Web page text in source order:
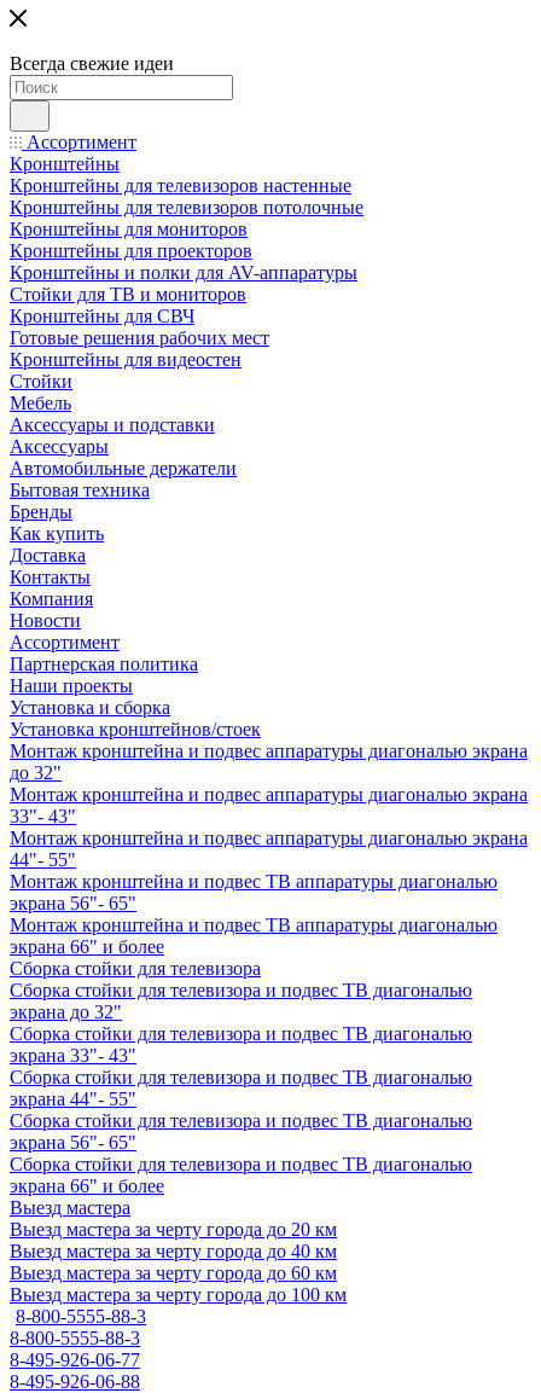
Всегда свежие идеи
Ассортимент
Кронштейны
Кронштейны для телевизоров настенные
Кронштейны для телевизоров потолочные
Кронштейны для мониторов
Кронштейны для проекторов
Кронштейны и полки для AV-аппаратуры
Стойки для ТВ и мониторов
Кронштейны для СВЧ
Готовые решения рабочих мест
Кронштейны для видеостен
Стойки
Мебель
Аксессуары и подставки
Аксессуары
Автомобильные держатели
Бытовая техника
Бренды
Как купить
Доставка
Контакты
Компания
Новости
Ассортимент
Партнерская политика
Наши проекты
Установка и сборка
Установка кронштейнов/стоек
Монтаж кронштейна и подвес аппаратуры диагональю экрана
до 32"
Монтаж кронштейна и подвес аппаратуры диагональю экрана
33"- 43"
Монтаж кронштейна и подвес аппаратуры диагональю экрана
44"- 55"
Монтаж кронштейна и подвес ТВ аппаратуры диагональю
экрана 56"- 65"
Монтаж кронштейна и подвес ТВ аппаратуры диагональю
экрана 66" и более
Сборка стойки для телевизора
Сборка стойки для телевизора и подвес ТВ диагональю
экрана до 32"
Сборка стойки для телевизора и подвес ТВ диагональю
экрана 33"- 43"
Сборка стойки для телевизора и подвес ТВ диагональю
экрана 44"- 55"
Сборка стойки для телевизора и подвес ТВ диагональю
экрана 56"- 65"
Сборка стойки для телевизора и подвес ТВ диагональю
экрана 66" и более
Выезд мастера
Выезд мастера за черту города до 20 км
Выезд мастера за черту города до 40 км
Выезд мастера за черту города до 60 км
Выезд мастера за черту города до 100 км
8-800-5555-88-3
8-800-5555-88-3
8-495-926-06-77
8-495-926-06-88